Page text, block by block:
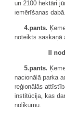
un 2100 hektāri
iemērīšanas dabā.
4.pants.
noteikts saskaņā
II
5.pants.
nacionālā parka
reģionālās
institūcija, kas
nolikumu.